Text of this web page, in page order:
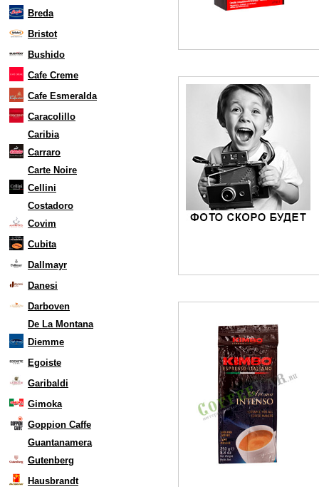
Breda
Bristot
Bushido
Cafe Creme
Cafe Esmeralda
Caracolillo
Caribia
Carraro
Carte Noire
Cellini
Costadoro
Covim
Cubita
Dallmayr
Danesi
Darboven
De La Montana
Diemme
Egoiste
Garibaldi
Gimoka
Goppion Caffe
Guantanamera
Gutenberg
Hausbrandt